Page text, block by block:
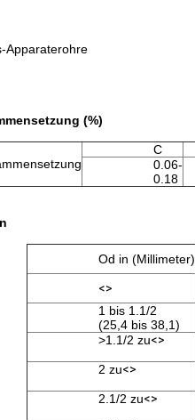
Apparaterohre
(%)
C
0.06-
0.18
Od in (Millimeter)
<>
1 bis 1.1/2
(25,4 bis 38,1)
>1.1/2 zu<>
2 zu<>
2.1/2 zu<>